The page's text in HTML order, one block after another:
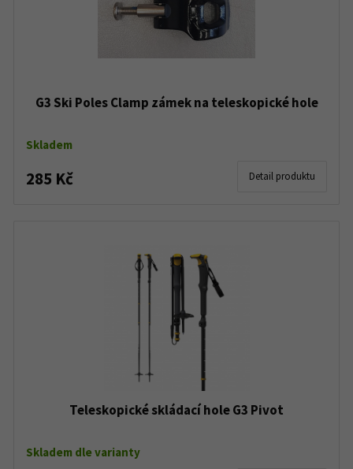
G3 Ski Poles Clamp zámek na teleskopické hole
Skladem
285 Kč Detail produktu
Teleskopické skládací hole G3 Pivot
Skladem dle varianty